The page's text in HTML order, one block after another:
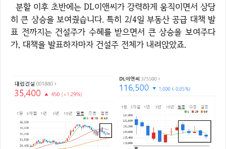
분할 이후 초반에는 DL이앤씨가 강력하게 움직이면서 상당
히 큰 상승을 보여줬습니다. 특히 2/4일 부동산 공급 대책 발
표 전까지는 건설주가 수혜를 받으면서 큰 상승을 보여주다
가, 대책을 발표하자마자 건설주 전체가 내려앉았죠.